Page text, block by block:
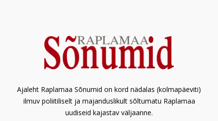
Ajaleht Raplamaa Sõnumid on kord nädalas (kolmapäeviti)
ilmuv poliitiliselt ja majanduslikult sõltumatu Raplamaa
uudiseid kajastav väljaanne.